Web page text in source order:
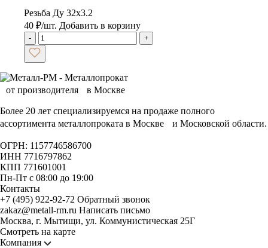
Резьба Ду 32х3.2
40 ₽/шт. Добавить в корзину
- +
Более 20 лет специализируемся на продаже полного
ассортимента металлопроката в Москве и Московской области.
ОГРН: 1157746586700
ИНН 7716797862
КПП 771601001
Пн-Пт с 08:00 до 19:00
Контакты
+7 (495) 922-92-72 Обратный звонок
zakaz@metall-rm.ru Написать письмо
Москва, г. Мытищи, ул. Коммунистическая 25Г
Смотреть на карте
Компания